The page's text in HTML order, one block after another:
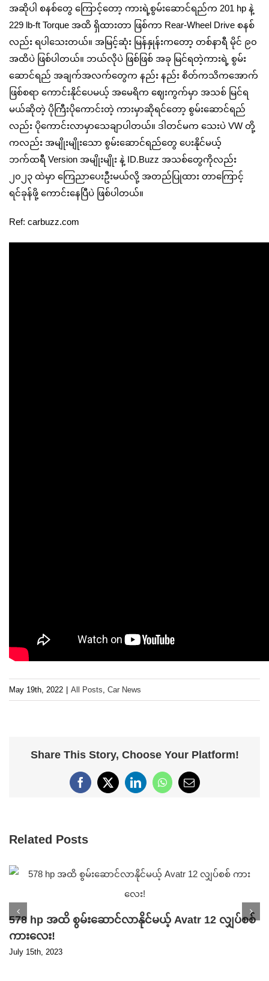
အဆိုပါ စနစ်တွေ ကြောင့်တော့ ကားရဲ့စွမ်းဆောင်ရည်က 201 hp နဲ့
229 lb-ft Torque အထိ ရှိထားတာ ဖြစ်ကာ Rear-Wheel Drive စနစ်
လည်း ရပါ‌သေးတယ်။ အမြင့်ဆုံး မြန်နှုန်းကတော့ တစ်နာရီ မိုင် ၉၀
အထိပဲ ဖြစ်ပါတယ်။ ဘယ်လိုပဲ ဖြစ်ဖြစ် အခု မြင်ရတဲ့ကားရဲ့ စွမ်း
ဆောင်ရည် အချက်အလက်တွေက နည်း နည်း စိတ်ကသိကအောက်
ဖြစ်စရာ ကောင်းနိုင်ပေမယ့် အမေရိက ဈေးကွက်မှာ အသစ် မြင်ရ
မယ်ဆိုတဲ့ ပိုကြီးပိုကောင်းတဲ့ ကားမှာဆိုရင်တော့ စွမ်းဆောင်ရည်
လည်း ပိုကောင်းလာမှာသေချာပါတယ်။ ဒါတင်မက သေးပဲ VW တို့
ကလည်း အမျိုးမျိုးသော စွမ်းဆောင်ရည်တွေ ပေးနိုင်မယ့်
ဘက်ထရီ Version အမျိုးမျိုး နဲ့ ID.Buzz အသစ်တွေကိုလည်း
၂၀၂၃ ထဲမှာ ကြေညာပေးဦးမယ်လို့ အတည်ပြုထား တာကြောင့်
ရင်ခုန်ဖို့ ကောင်းနေပြီပဲ ဖြစ်ပါတယ်။
Ref: carbuzz.com
May 19th, 2022 All Posts, Car News
Share This Story, Choose Your Platform!
Facebook
X LinkedInWhatsApp
Email
Related Posts
578 hp အထိ စွမ်းဆောင်လာနိုင်မယ့် Avatr 12 လျှပ်စစ်
ကားလေး!
July 15th, 2023